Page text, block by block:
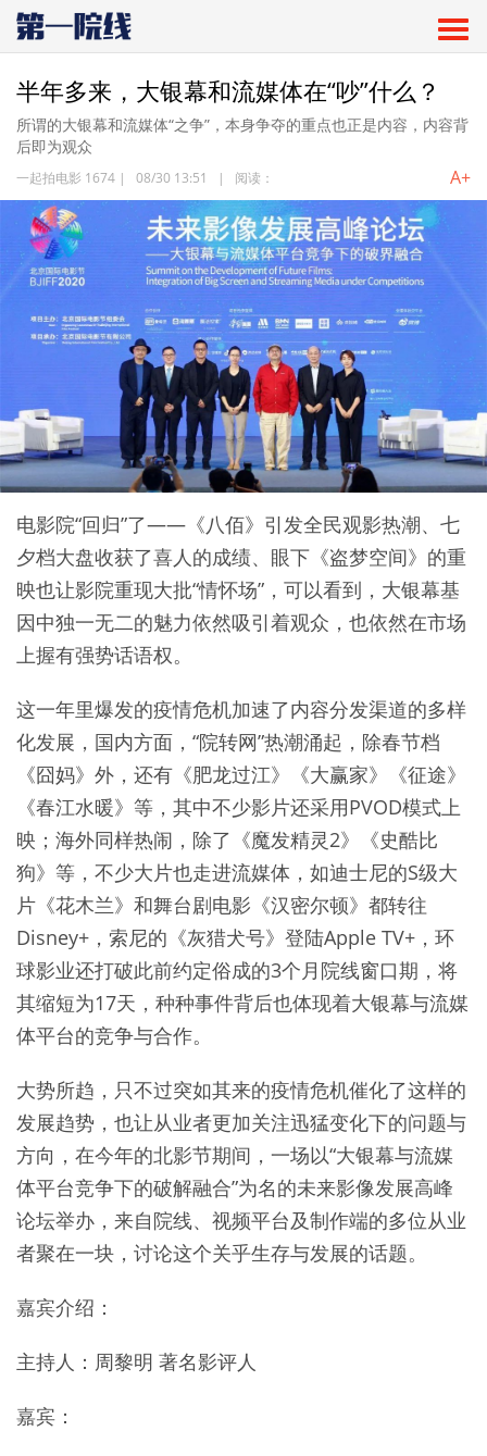
半年多来，大银幕和流媒体在“吵”什么？
所谓的大银幕和流媒体“之争”，本身争夺的重点也正是内容，内容背
后即为观众
一起拍电影 1674 | 08/30 13:51 | 阅读： A+
电影院“回归”了——《八佰》引发全民观影热潮、七
夕档大盘收获了喜人的成绩、眼下《盗梦空间》的重
映也让影院重现大批“情怀场”，可以看到，大银幕基
因中独一无二的魅力依然吸引着观众，也依然在市场
上握有强势话语权。
这一年里爆发的疫情危机加速了内容分发渠道的多样
化发展，国内方面，“院转网”热潮涌起，除春节档
《囧妈》外，还有《肥龙过江》《大赢家》《征途》
《春江水暖》等，其中不少影片还采用PVOD模式上
映；海外同样热闹，除了《魔发精灵2》《史酷比
狗》等，不少大片也走进流媒体，如迪士尼的S级大
片《花木兰》和舞台剧电影《汉密尔顿》都转往
Disney+，索尼的《灰猎犬号》登陆Apple TV+，环
球影业还打破此前约定俗成的3个月院线窗口期，将
其缩短为17天，种种事件背后也体现着大银幕与流媒
体平台的竞争与合作。
大势所趋，只不过突如其来的疫情危机催化了这样的
发展趋势，也让从业者更加关注迅猛变化下的问题与
方向，在今年的北影节期间，一场以“大银幕与流媒
体平台竞争下的破解融合”为名的未来影像发展高峰
论坛举办，来自院线、视频平台及制作端的多位从业
者聚在一块，讨论这个关乎生存与发展的话题。
嘉宾介绍：
主持人：周黎明 著名影评人
嘉宾：